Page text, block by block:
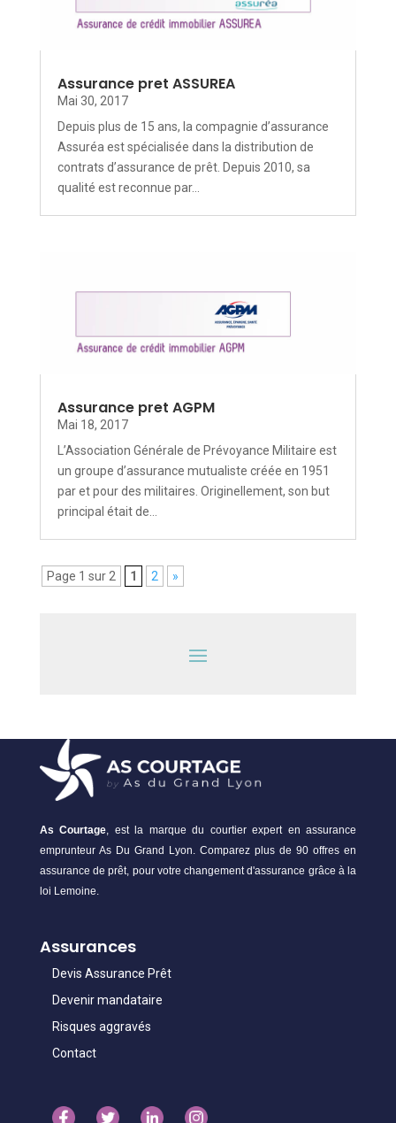
Assurance pret ASSUREA
Mai 30, 2017
Depuis plus de 15 ans, la compagnie d’assurance
Assuréa est spécialisée dans la distribution de
contrats d’assurance de prêt. Depuis 2010, sa
qualité est reconnue par...
Assurance pret AGPM
Mai 18, 2017
L’Association Générale de Prévoyance Militaire est
un groupe d’assurance mutualiste créée en 1951
par et pour des militaires. Originellement, son but
principal était de...
Page 1 sur 2 1 2 »
As Courtage, est la marque du courtier expert en assurance
emprunteur As Du Grand Lyon. Comparez plus de 90 offres en
assurance de prêt, pour votre changement d'assurance grâce à la
loi Lemoine.
Assurances
Devis Assurance Prêt
Devenir mandataire
Risques aggravés
Contact